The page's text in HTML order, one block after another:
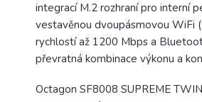
integrací M.2 rozhraní pro interní
vestavěnou dvoupásmovou WiFi
rychlostí až 1200 Mbps a
převratná kombinace výkonu a
Octagon SF8008 SUPREME